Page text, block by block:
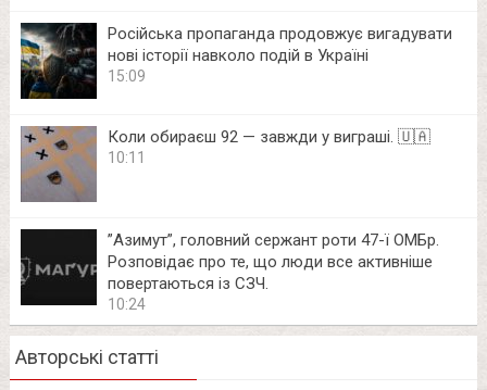
Російська пропаганда продовжує вигадувати
нові історії навколо подій в Україні
15:09
Коли обираєш 92 — завжди у виграші. 🇺🇦
10:11
⁨”Азимут”, головний сержант роти 47-ї ОМБр.
Розповідає про те, що люди все активніше
повертаються із СЗЧ.
10:24
Авторські статті